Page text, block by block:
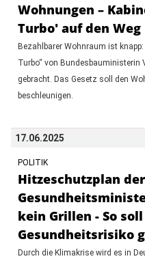
Wohnungen –
Turbo' auf den Weg
Bezahlbarer Wohnraum ist
Turbo“ von Bundesbauministerin
gebracht. Das Gesetz soll den
beschleunigen.
17.06.2025
POLITIK
Hitzeschutzplan der
kein Grillen - So
Gesundheitsrisiko
Durch die Klimakrise wird es in